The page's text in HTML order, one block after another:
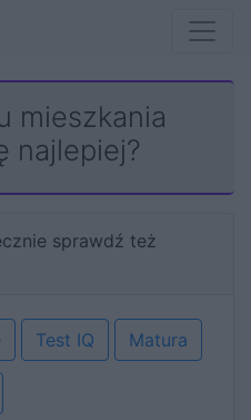
mieszkania
najlepiej?
sprawdź też
Test IQ Matura